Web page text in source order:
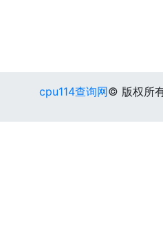
cpu114查询网© 版权所